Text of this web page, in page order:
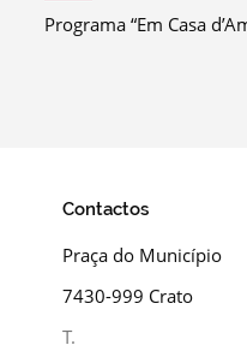
Programa “Em Casa
Contactos
Praça do Município
7430-999 Crato
T.